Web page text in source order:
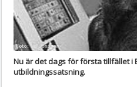
Nu är det dags för första tillfället i
utbildningssatsning.